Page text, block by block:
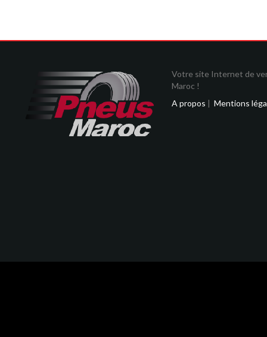
Votre site Internet de
Maroc !
A propos | Mentions